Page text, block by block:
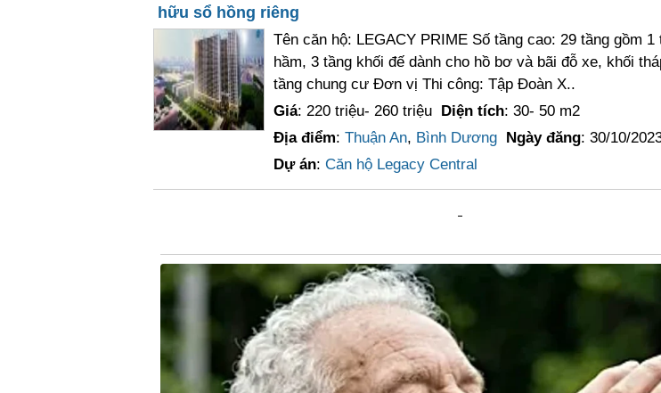
hữu sổ hồng riêng
Tên căn hộ: LEGACY PRIME Số tầng cao: 29 tầng gồm 1
hầm, 3 tầng khối đế dành cho hồ bơ và bãi đỗ xe, khối
tầng chung cư Đơn vị Thi công: Tập Đoàn X..
Giá: 220 triệu- 260 triệu Diện tích: 30- 50 m2
Địa điểm: Thuận An, Bình Dương Ngày đăng: 30/10/
Dự án: Căn hộ Legacy Central